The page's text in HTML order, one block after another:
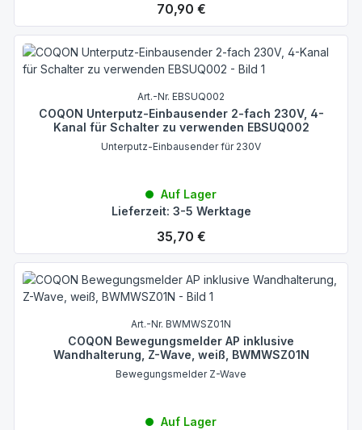
Regulärer Preis:
70,90 €
Art.-Nr. EBSUQ002
COQON Unterputz-Einbausender 2-fach 230V, 4-
Kanal für Schalter zu verwenden EBSUQ002
Unterputz-Einbausender für 230V
Auf Lager
Lieferzeit: 3-5 Werktage
Regulärer Preis:
35,70 €
Art.-Nr. BWMWSZ01N
COQON Bewegungsmelder AP inklusive
Wandhalterung, Z-Wave, weiß, BWMWSZ01N
Bewegungsmelder Z-Wave
Auf Lager